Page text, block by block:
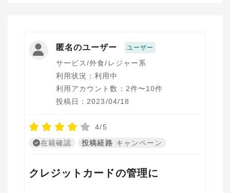
匿名のユーザー ユーザー
サービス/外食/レジャー系
利用状況：利用中
利用アカウント数：2件〜10件
投稿日：2023/04/18
4/5
在籍確認
投稿経路 キャンペーン
クレジットカードの管理に